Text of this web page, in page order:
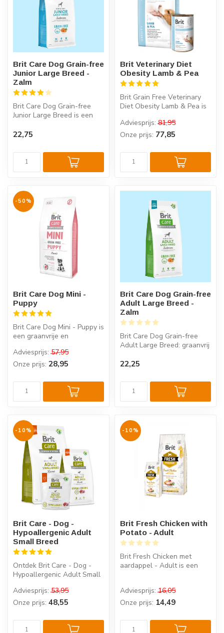
Brit Care Dog Grain-free
Junior Large Breed -
Zalm
Brit Care Dog Grain-free
Junior Large Breed is een
m...
22,75
Brit Veterinary Diet
Obesity Lamb & Pea
Brit Grain Free Veterinary
Diet Obesity Lamb & Pea is
evenwichti...
Adviesprijs: 81,95
Onze prijs: 77,85
-50%
Brit Care Dog Mini -
Puppy
Brit Care Dog Mini - Puppy is
een graanvrije en
voeding v...
Adviesprijs: 57,95
Onze prijs: 28,95
Brit Care Dog Grain-free
Adult Large Breed -
Zalm
Brit Care Dog Grain-free
Adult Large Breed: graanvrij
aardapp...
22,25
-10%
Brit Care - Dog -
Hypoallergenic Adult
Small Breed
Ontdek Brit Care - Dog -
Hypoallergenic Adult Small
hypoallerg...
Adviesprijs: 53,95
Onze prijs: 48,55
-10%
Brit Fresh Chicken with
Potato - Adult
Brit Fresh Chicken met
aardappel - Adult is een
Adviesprijs: 16,05
Onze prijs: 14,49